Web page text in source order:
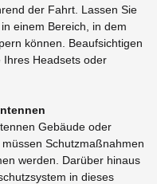
der Fahrt. Lassen Sie
einem Bereich, in dem
können. Beaufsichtigen
Ihres Headsets oder
Gebäude oder
Schutzmaßnahmen
werden. Darüber hinaus
in dieses